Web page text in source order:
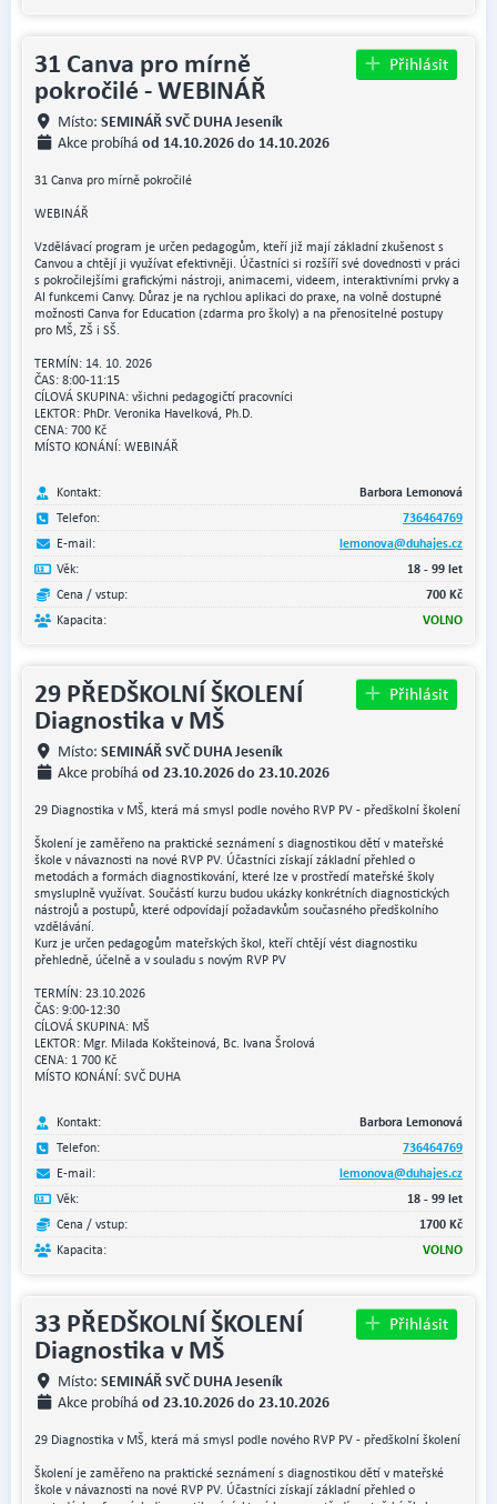
31 Canva pro mírně
pokročilé - WEBINÁŘ
Přihlásit
Místo: SEMINÁŘ SVČ DUHA Jeseník
Akce probíhá od 14.10.2026 do 14.10.2026
31 Canva pro mírně pokročilé
WEBINÁŘ
Vzdělávací program je určen pedagogům, kteří již mají základní zkušenost s
Canvou a chtějí ji využívat efektivněji. Účastníci si rozšíří své dovednosti v práci
s pokročilejšími grafickými nástroji, animacemi, videem, interaktivními prvky a
AI funkcemi Canvy. Důraz je na rychlou aplikaci do praxe, na volně dostupné
možnosti Canva for Education (zdarma pro školy) a na přenositelné postupy
pro MŠ, ZŠ i SŠ.
TERMÍN: 14. 10. 2026
ČAS: 8:00-11:15
CÍLOVÁ SKUPINA: všichni pedagogičtí pracovníci
LEKTOR: PhDr. Veronika Havelková, Ph.D.
CENA: 700 Kč
MÍSTO KONÁNÍ: WEBINÁŘ
Kontakt:
Barbora Lemonová
Telefon:
736464769
E-mail:
lemonova@duhajes.cz
Věk:
18 - 99 let
Cena / vstup:
700 Kč
Kapacita:
VOLNO
29 PŘEDŠKOLNÍ ŠKOLENÍ
Diagnostika v MŠ
Přihlásit
Místo: SEMINÁŘ SVČ DUHA Jeseník
Akce probíhá od 23.10.2026 do 23.10.2026
29 Diagnostika v MŠ, která má smysl podle nového RVP PV - předškolní školení
Školení je zaměřeno na praktické seznámení s diagnostikou dětí v mateřské
škole v návaznosti na nové RVP PV. Účastníci získají základní přehled o
metodách a formách diagnostikování, které lze v prostředí mateřské školy
smysluplně využívat. Součástí kurzu budou ukázky konkrétních diagnostických
nástrojů a postupů, které odpovídají požadavkům současného předškolního
vzdělávání.
Kurz je určen pedagogům mateřských škol, kteří chtějí vést diagnostiku
přehledně, účelně a v souladu s novým RVP PV
TERMÍN: 23.10.2026
ČAS: 9:00-12:30
CÍLOVÁ SKUPINA: MŠ
LEKTOR: Mgr. Milada Kokšteinová, Bc. Ivana Šrolová
CENA: 1 700 Kč
MÍSTO KONÁNÍ: SVČ DUHA
Kontakt:
Barbora Lemonová
Telefon:
736464769
E-mail:
lemonova@duhajes.cz
Věk:
18 - 99 let
Cena / vstup:
1700 Kč
Kapacita:
VOLNO
33 PŘEDŠKOLNÍ ŠKOLENÍ
Diagnostika v MŠ
Přihlásit
Místo: SEMINÁŘ SVČ DUHA Jeseník
Akce probíhá od 23.10.2026 do 23.10.2026
29 Diagnostika v MŠ, která má smysl podle nového RVP PV - předškolní školení
Školení je zaměřeno na praktické seznámení s diagnostikou dětí v mateřské
škole v návaznosti na nové RVP PV. Účastníci získají základní přehled o